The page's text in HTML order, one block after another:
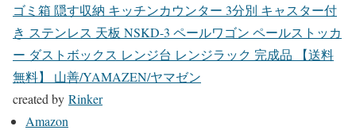
ゴミ箱 隠す収納 キッチンカウンター 3分別 キャスター付
き ステンレス 天板 NSKD-3 ペールワゴン ペールストッカ
ー ダストボックス レンジ台 レンジラック 完成品 【送料
無料】 山善/YAMAZEN/ヤマゼン
created by Rinker
Amazon